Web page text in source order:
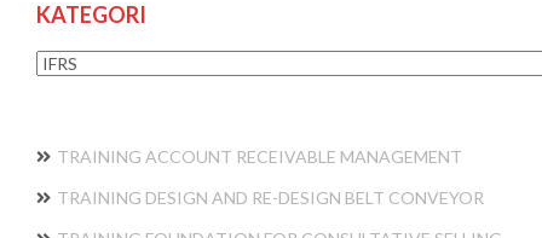
KATEGORI
Kategori
TRAINING ACCOUNT RECEIVABLE MANAGEMENT
TRAINING DESIGN AND RE-DESIGN BELT CONVEYOR